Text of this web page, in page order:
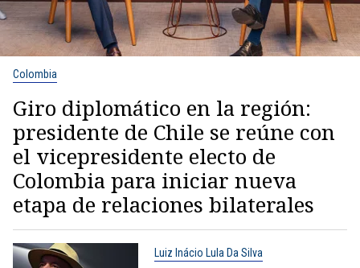
Colombia
Giro diplomático en la región:
presidente de Chile se reúne con
el vicepresidente electo de
Colombia para iniciar nueva
etapa de relaciones bilaterales
Luiz Inácio Lula Da Silva